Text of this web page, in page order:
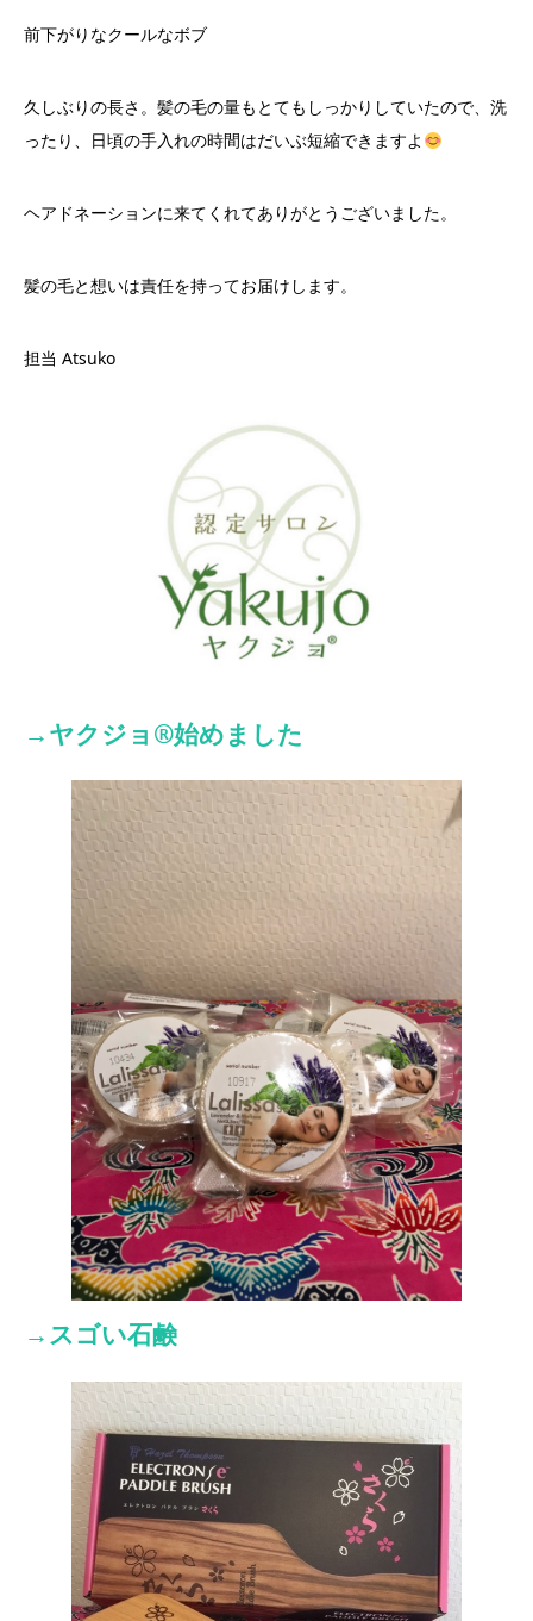
前下がりなクールなボブ
久しぶりの長さ。髪の毛の量もとてもしっかりしていたので、洗
ったり、日頃の手入れの時間はだいぶ短縮できますよ
ヘアドネーションに来てくれてありがとうございました。
髪の毛と想いは責任を持ってお届けします。
担当 Atsuko
→ヤクジョ®︎始めました
→スゴい石鹸